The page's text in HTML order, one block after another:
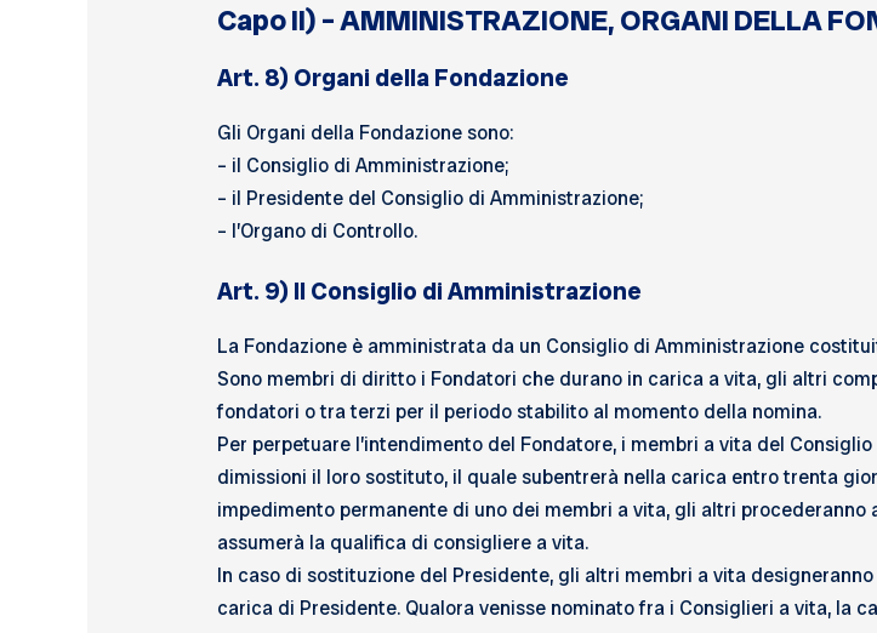
Capo II) – AMMINISTRAZIONE, ORGANI DELLA
Art. 8) Organi della Fondazione
Gli Organi della Fondazione sono:
– il Consiglio di Amministrazione;
– il Presidente del Consiglio di Amministrazione;
– l’Organo di Controllo.
Art. 9) Il Consiglio di Amministrazione
La Fondazione è amministrata da un Consiglio di Amministrazione
Sono membri di diritto i Fondatori che durano in carica a vita, gli altri
fondatori o tra terzi per il periodo stabilito al momento della nomina.
Per perpetuare l’intendimento del Fondatore, i membri a vita del
dimissioni il loro sostituto, il quale subentrerà nella carica entro trenta
impedimento permanente di uno dei membri a vita, gli altri procederanno
assumerà la qualifica di consigliere a vita.
In caso di sostituzione del Presidente, gli altri membri a vita
carica di Presidente. Qualora venisse nominato fra i Consiglieri a vita, la